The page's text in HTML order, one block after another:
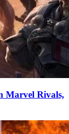
Marvel Rivals,